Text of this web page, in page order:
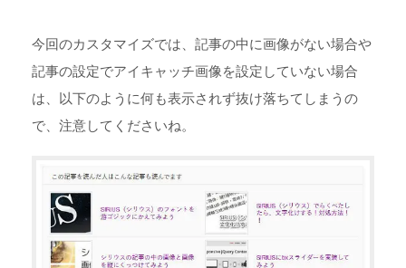
今回のカスタマイズでは、記事の中に画像がない場合や
記事の設定でアイキャッチ画像を設定していない場合
は、以下のように何も表示されず抜け落ちてしまうの
で、注意してくださいね。